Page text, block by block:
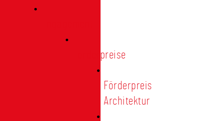
Förderpreise
Förderpreis
Architektur